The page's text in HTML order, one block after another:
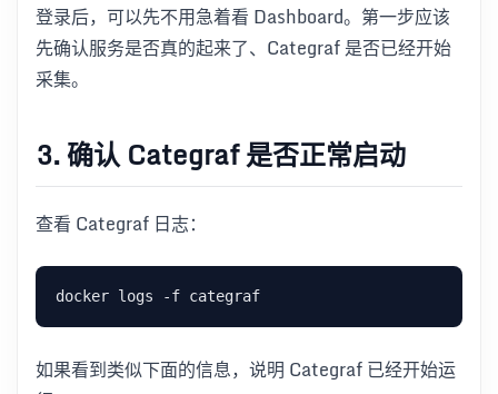
登录后，可以先不用急着看 Dashboard。第一步应该
先确认服务是否真的起来了、Categraf 是否已经开始
采集。
3. 确认 Categraf 是否正常启动
查看 Categraf 日志：
如果看到类似下面的信息，说明 Categraf 已经开始运